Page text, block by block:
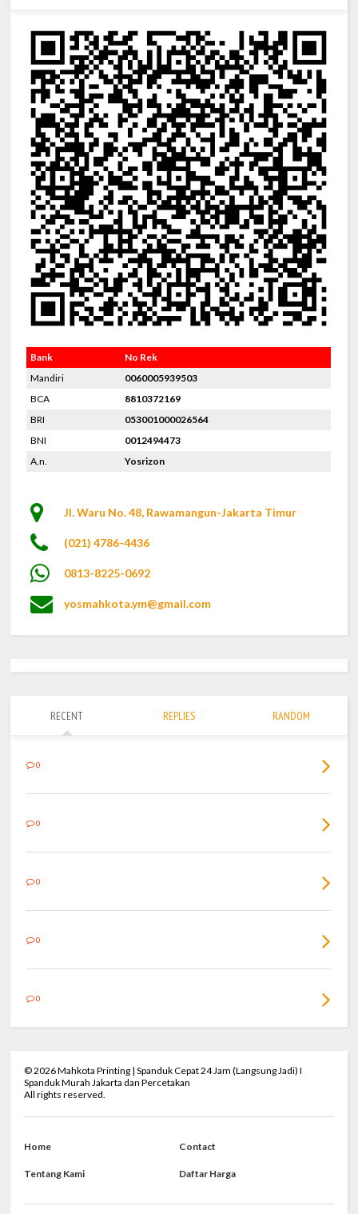
Bank
No Rek
Mandiri
0060005939503
BCA
8810372169
BRI
053001000026564
BNI
0012494473
A.n.
Yosrizon
Jl. Waru No. 48, Rawamangun-Jakarta Timur
(021) 4786-4436
0813-8225-0692
yosmahkota.ym@gmail.com
RECENT REPLIES RANDOM
0
0
0
0
0
©2026Mahkota Printing | Spanduk Cepat 24 Jam (Langsung Jadi) I
Spanduk Murah Jakarta dan Percetakan
All rights reserved.
Home Contact
Tentang Kami Daftar Harga